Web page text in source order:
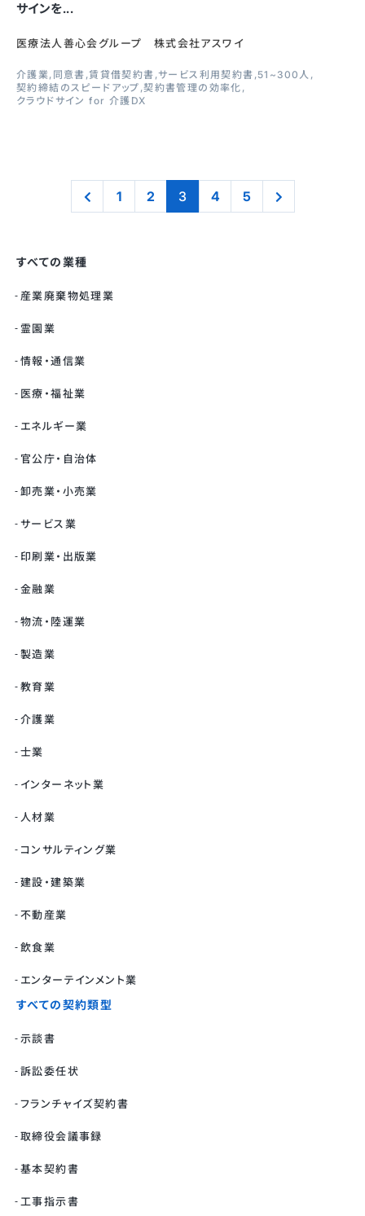
サインを...
医療法人善心会グループ 株式会社アスワイ
介護業 同意書 賃貸借契約書 サービス利用契約書 51~300人
契約締結のスピードアップ 契約書管理の効率化
クラウドサイン for 介護DX
1 2 3 4 5
すべての業種
産業廃棄物処理業
霊園業
情報・通信業
医療・福祉業
エネルギー業
官公庁・自治体
卸売業・小売業
サービス業
印刷業・出版業
金融業
物流・陸運業
製造業
教育業
介護業
士業
インターネット業
人材業
コンサルティング業
建設・建築業
不動産業
飲食業
エンターテインメント業
すべての契約類型
示談書
訴訟委任状
フランチャイズ契約書
取締役会議事録
基本契約書
工事指示書